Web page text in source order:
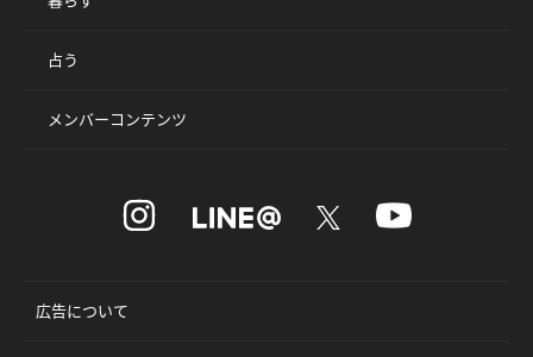
占う
メンバーコンテンツ
広告について